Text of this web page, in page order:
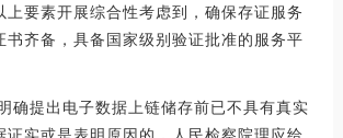
上要素开展综合性考虑到，确保存证服务
书齐备，具备国家级别验证批准的服务平
确提出电子数据上链储存前已不具有真实
证实或是表明原因的，人民检察院理应给